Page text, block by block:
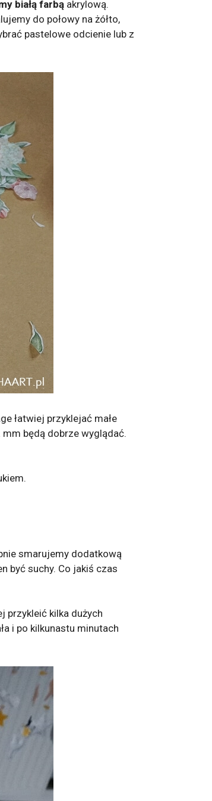
białą farbą akrylową.
do połowy na żółto,
pastelowe odcienie lub z
łatwiej przyklejać małe
będą dobrze wyglądać.
smarujemy dodatkową
być suchy. Co jakiś czas
przykleić kilka dużych
i po kilkunastu minutach